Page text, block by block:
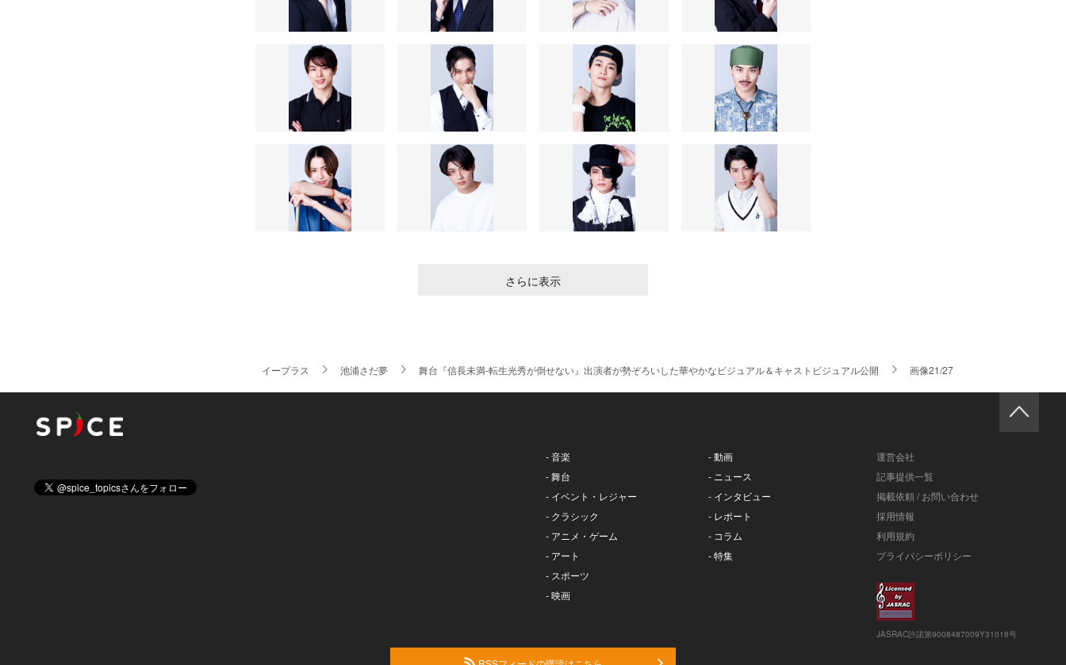
さらに表示
イープラス 池浦さだ夢 舞台『信長未満-転生光秀が倒せない』出演者が勢ぞろいした華やかなビジュアル＆キャストビジュアル公開 画像21/27
- 音楽
- 舞台
- イベント・レジャー
- クラシック
- アニメ・ゲーム
- アート
- スポーツ
- 映画
- 動画
- ニュース
- インタビュー
- レポート
- コラム
- 特集
運営会社
記事提供一覧
掲載依頼 / お問い合わせ
採用情報
利用規約
プライバシーポリシー
JASRAC許諾第9008487009Y31018号